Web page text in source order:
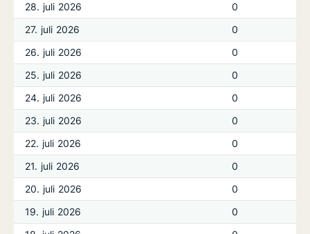
28. juli 2026
0
27. juli 2026
0
26. juli 2026
0
25. juli 2026
0
24. juli 2026
0
23. juli 2026
0
22. juli 2026
0
21. juli 2026
0
20. juli 2026
0
19. juli 2026
0